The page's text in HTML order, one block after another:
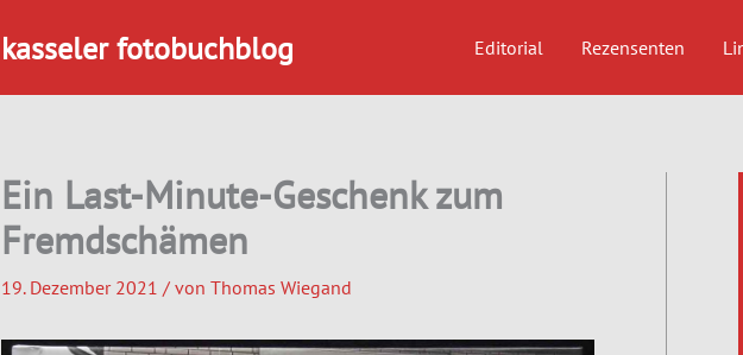
kasseler fotobuchblog Editorial Rezensenten
Ein Last-Minute-Geschenk zum
Fremdschämen
19. Dezember 2021 / von Thomas Wiegand